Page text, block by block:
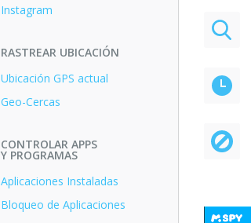
Instagram
RASTREAR UBICACIÓN
Ubicación GPS actual
Geo-Cercas
CONTROLAR APPS
Y PROGRAMAS
Aplicaciones Instaladas
Bloqueo de Aplicaciones